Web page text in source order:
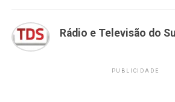
Rádio e Televisão do
PUBLICIDADE